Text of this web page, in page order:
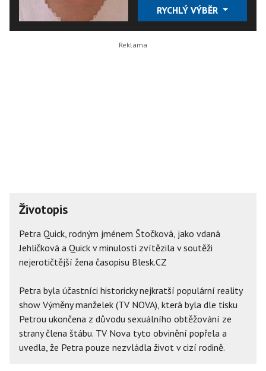
RYCHLÝ VÝBĚR
Životopis
Petra Quick, rodným jménem Štočková, jako vdaná
Jehličková a Quick v minulosti zvítězila v soutěži
nejerotičtější žena časopisu Blesk.CZ
Petra byla účastníci historicky nejkratší populární reality
show Výměny manželek (TV NOVA), která byla dle tisku
Petrou ukončena z důvodu sexuálního obtěžování ze
strany člena štábu. TV Nova tyto obvinění popřela a
uvedla, že Petra pouze nezvládla život v cizí rodině.